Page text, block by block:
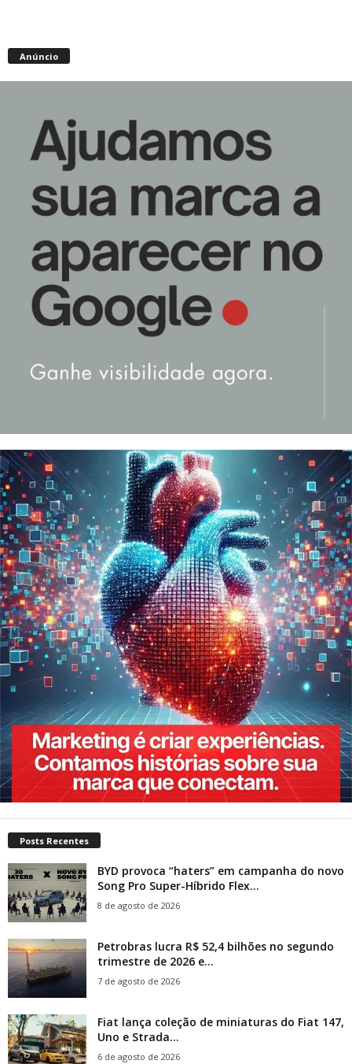
Anúncio
Posts Recentes
BYD provoca “haters” em campanha do novo
Song Pro Super-Híbrido Flex...
8 de agosto de 2026
Petrobras lucra R$ 52,4 bilhões no segundo
trimestre de 2026 e...
7 de agosto de 2026
Fiat lança coleção de miniaturas do Fiat 147,
Uno e Strada...
6 de agosto de 2026